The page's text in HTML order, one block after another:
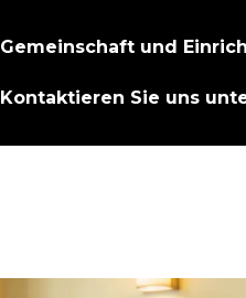
Gemeinschaft und
Kontaktieren Sie uns